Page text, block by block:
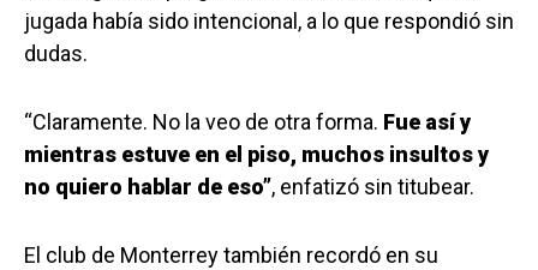
jugada había sido intencional, a lo que respondió sin
dudas.
“Claramente. No la veo de otra forma. Fue así y
mientras estuve en el piso, muchos insultos y
no quiero hablar de eso”, enfatizó sin titubear.
El club de Monterrey también recordó en su